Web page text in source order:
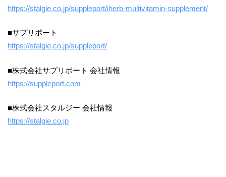
https://stalgie.co.jp/suppleport/iherb-multivitamin-supplement/
■サプリポート
https://stalgie.co.jp/suppleport/
■株式会社サプリポート 会社情報
https://suppleport.com
■株式会社スタルジー 会社情報
https://stalgie.co.jp